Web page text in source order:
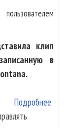
пользователем
клип
в
Подробнее